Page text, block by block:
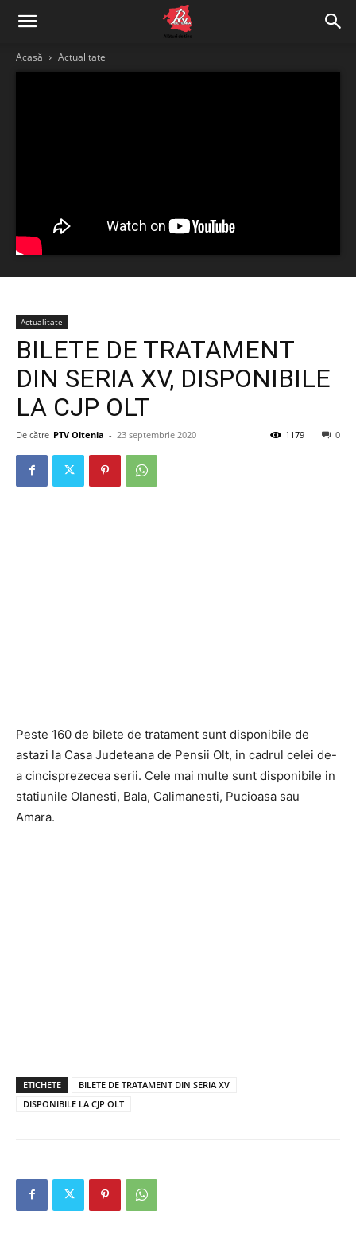
Acasă Actualitate
Actualitate
BILETE DE TRATAMENT
DIN SERIA XV, DISPONIBILE
LA CJP OLT
De către PTV Oltenia - 23 septembrie 2020 0
1179
Peste 160 de bilete de tratament sunt disponibile de
astazi la Casa Judeteana de Pensii Olt, in cadrul celei de-
a cincisprezecea serii. Cele mai multe sunt disponibile in
statiunile Olanesti, Bala, Calimanesti, Pucioasa sau
Amara.
ETICHETE
BILETE DE TRATAMENT DIN SERIA XV
DISPONIBILE LA CJP OLT